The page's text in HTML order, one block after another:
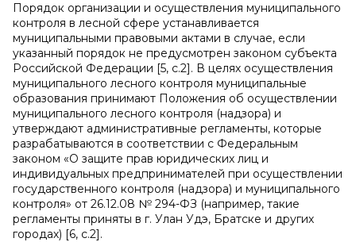
Порядок организации и осуществления муниципального
контроля в лесной сфере устанавливается
муниципальными правовыми актами в случае, если
указанный порядок не предусмотрен законом субъекта
Российской Федерации [5, c.2]. В целях осуществления
муниципального лесного контроля муниципальные
образования принимают Положения об осуществлении
муниципального лесного контроля (надзора) и
утверждают административные регламенты, которые
разрабатываются в соответствии с Федеральным
законом «О защите прав юридических лиц и
индивидуальных предпринимателей при осуществлении
государственного контроля (надзора) и муниципального
контроля» от 26.12.08 № 294-ФЗ (например, такие
регламенты приняты в г. Улан Удэ, Братске и других
городах) [6, c.2].